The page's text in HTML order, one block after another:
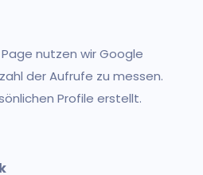
nutzen wir Google
der Aufrufe zu messen.
Profile erstellt.